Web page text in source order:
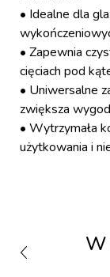
• Idealne dla
• Zapewnia
cięciach pod
• Uniwersalne
zwiększa
• Wytrzymała
użytkowania i
W